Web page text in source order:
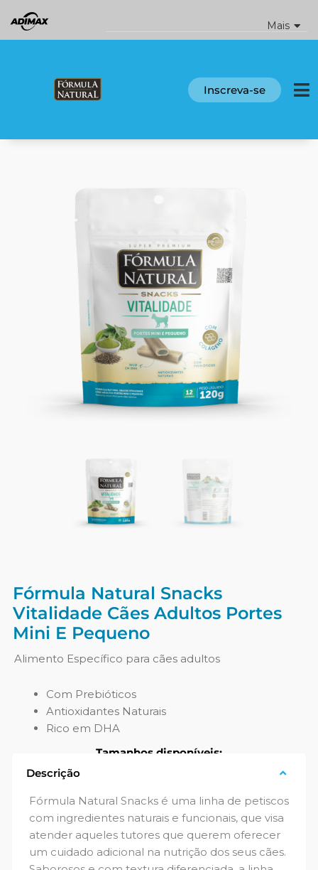
para
o
Mais
Inscreva-se
Fórmula Natural Snacks
Vitalidade Cães Adultos Portes
Mini E Pequeno
Alimento Específico para cães adultos
Com Prebióticos
Antioxidantes Naturais
Rico em DHA
Tamanhos disponíveis:
Descrição
Fórmula Natural Snacks é uma linha de petiscos
com ingredientes naturais e funcionais, que visa
atender aqueles tutores que querem oferecer
um cuidado adicional na nutrição dos seus cães.